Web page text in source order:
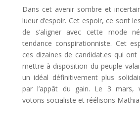
Dans cet avenir sombre et
lueur d’espoir. Cet espoir, ce sont
de s’aligner avec cette mode
tendance conspirationniste. Cet
ces dizaines de candidat.es qui
mettre à disposition du peuple
un idéal définitivement plus
par l’appât du gain. Le 3 mars,
votons socialiste et réélisons